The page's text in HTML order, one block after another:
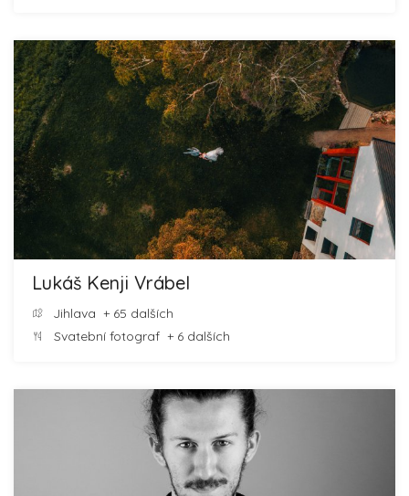
Lukáš Kenji Vrábel
Jihlava + 65 dalších
Svatební fotograf + 6 dalších